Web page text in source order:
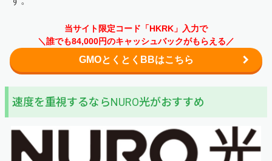
当サイト限定コード「HKRK」入力で
＼誰でも84,000円のキャッシュバックがもらえる／
GMOとくとくBBはこちら
速度を重視するならNURO光がおすすめ